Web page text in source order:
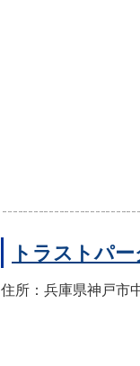
トラストパ
住所：兵庫県神戸市